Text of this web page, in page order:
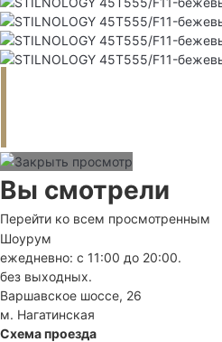
Вы смотрели
Перейти ко всем просмотренным
Шоурум
ежедневно: с 11:00 до 20:00.
без выходных.
Варшавское шоссе, 26
м. Нагатинская
Схема проезда